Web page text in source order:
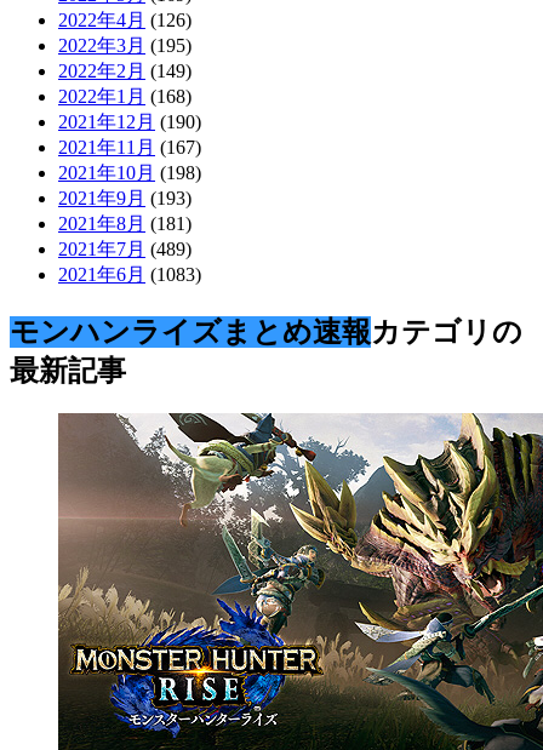
2022年4月 (126)
2022年3月 (195)
2022年2月 (149)
2022年1月 (168)
2021年12月 (190)
2021年11月 (167)
2021年10月 (198)
2021年9月 (193)
2021年8月 (181)
2021年7月 (489)
2021年6月 (1083)
モンハンライズまとめ速報カテゴリの
最新記事